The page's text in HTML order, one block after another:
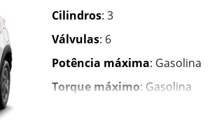
Cilindros : 3
Válvulas : 6
Potência máxima : Gasolina
Torque máximo : Gasolina